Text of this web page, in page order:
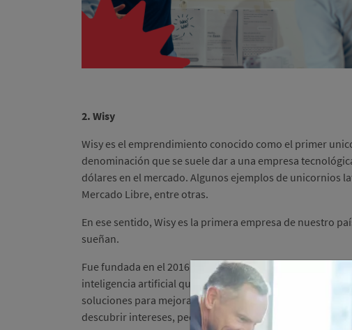
2. Wisy
Wisy es el emprendimiento conocido como el primer
denominación que se suele dar a una empresa
dólares en el mercado. Algunos ejemplos de unicornios
Mercado Libre, entre otras.
En ese sentido, Wisy es la primera empresa de nuestro
sueñan.
Fue fundada en el 2016 por los hermanos Min y Ricardo
inteligencia artificial que busca convertirse en el mejor
soluciones para mejorar la interacción entre personas,
descubrir intereses, pedir ofertas, reportar incidentes, etc.